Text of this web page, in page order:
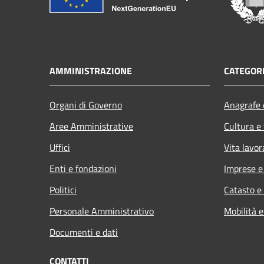
AMMINISTRAZIONE
Organi di Governo
Aree Amministrative
Uffici
Enti e fondazioni
Politici
Personale Amministrativo
Documenti e dati
Cultura
Vita
Imprese
Catasto
Mobilità
CONTATTI